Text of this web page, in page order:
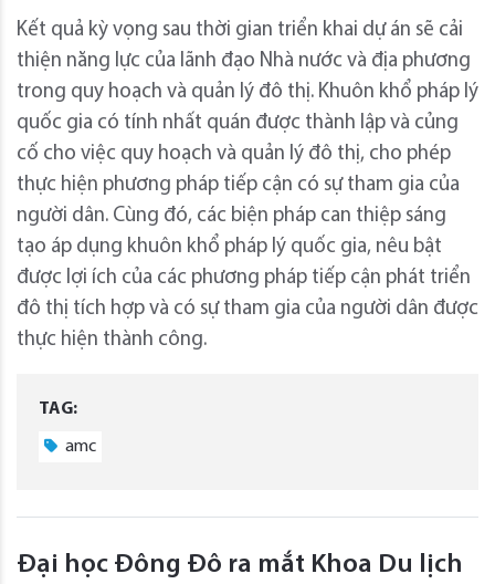
Kết quả kỳ vọng sau thời gian triển khai dự án sẽ cải
thiện năng lực của lãnh đạo Nhà nước và địa phương
trong quy hoạch và quản lý đô thị. Khuôn khổ pháp lý
quốc gia có tính nhất quán được thành lập và củng
cố cho việc quy hoạch và quản lý đô thị, cho phép
thực hiện phương pháp tiếp cận có sự tham gia của
người dân. Cùng đó, các biện pháp can thiệp sáng
tạo áp dụng khuôn khổ pháp lý quốc gia, nêu bật
được lợi ích của các phương pháp tiếp cận phát triển
đô thị tích hợp và có sự tham gia của người dân được
thực hiện thành công.
TAG:
amc
Đại học Đông Đô ra mắt Khoa Du lịch